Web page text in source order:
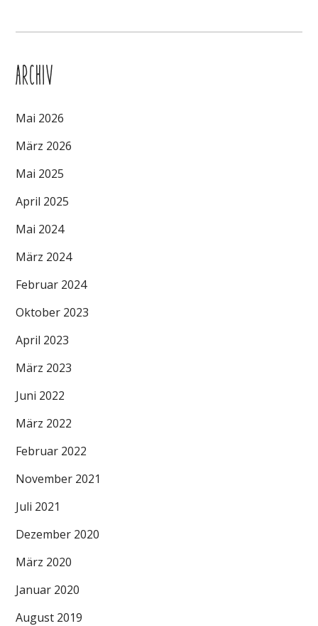
ARCHIV
Mai 2026
März 2026
Mai 2025
April 2025
Mai 2024
März 2024
Februar 2024
Oktober 2023
April 2023
März 2023
Juni 2022
März 2022
Februar 2022
November 2021
Juli 2021
Dezember 2020
März 2020
Januar 2020
August 2019